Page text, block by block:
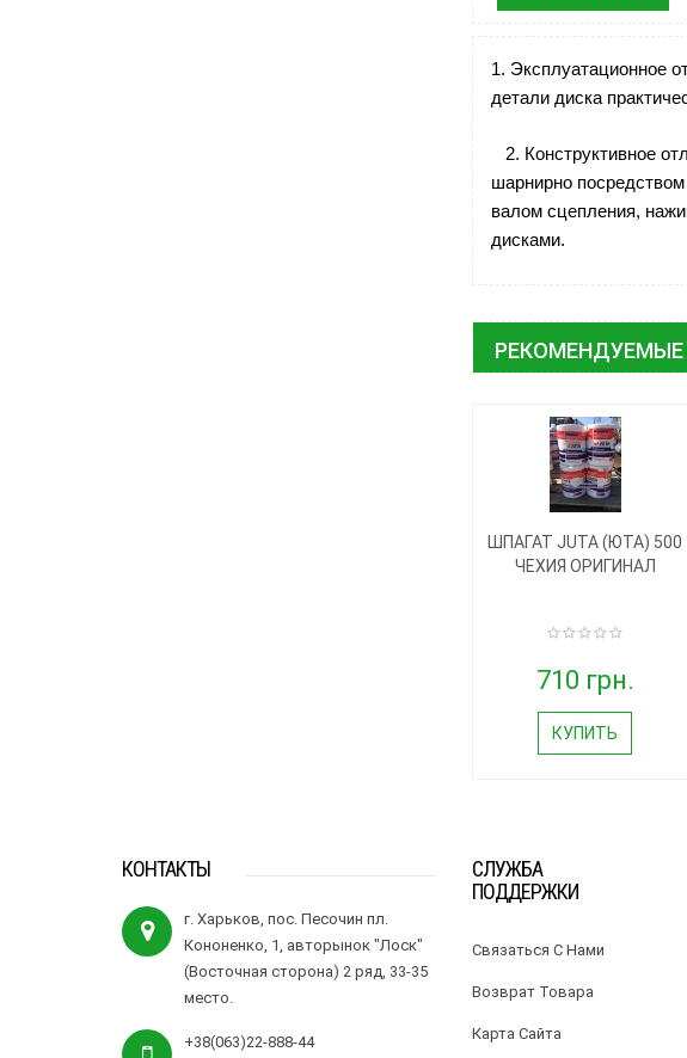
1. Эксплуатационное
детали диска
2. Конструктивное
шарнирно
валом сцепления,
дисками.
ШПАГАТ JUTA (ЮТА) 500
ЧЕХИЯ ОРИГИНАЛ
710 грн.
КУПИТЬ
КОНТАКТЫ
г. Харьков, пос. Песочин пл.
Кононенко, 1, авторынок "Лоск"
(Восточная сторона) 2 ряд, 33-35
место.
+38(063)22-888-44
СЛУЖБА
ПОДДЕРЖКИ
Связаться С Нами
Возврат Товара
Карта Сайта